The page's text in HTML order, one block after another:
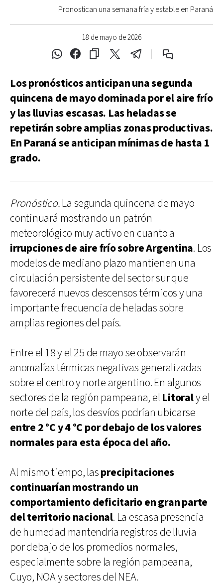
18 de mayo de 2026
Pronostican una semana fría y estable en Paraná
Los pronósticos anticipan una segunda
quincena de mayo dominada por el aire frío
y las lluvias escasas. Las heladas se
repetirán sobre amplias zonas productivas.
En Paraná se anticipan mínimas de hasta 1
grado.
Pronóstico.La segunda quincena de mayo
continuará mostrando un patrón
meteorológico muy activo en cuanto a
irrupciones de aire frío sobre Argentina. Los
modelos de mediano plazo mantienen una
circulación persistente del sector sur que
favorecerá nuevos descensos térmicos y una
importante frecuencia de heladas sobre
amplias regiones del país.
Entre el 18 y el 25 de mayo se observarán
anomalías térmicas negativas generalizadas
sobre el centro y norte argentino. En algunos
sectores de la región pampeana, el Litoraly el
norte del país, los desvíos podrían ubicarse
entre 2 °C y 4 °C por debajo de los valores
normales para esta época del año.
Al mismo tiempo, lasprecipitaciones
continuarían mostrando un
comportamiento deficitario en gran parte
del territorio nacional. La escasa presencia
de humedad mantendría registros de lluvia
por debajo de los promedios normales,
especialmente sobre la región pampeana,
Cuyo, NOA y sectores del NEA.